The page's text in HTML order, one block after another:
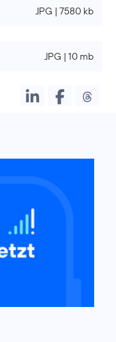
JPG | 7580 kb
JPG | 10 mb